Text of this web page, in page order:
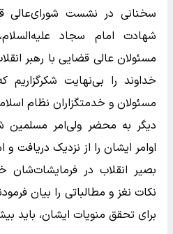
سخنانی در نشست شورای‌عالی
شهادت امام سجاد
مسئولان عالی قضایی با رهبر
خداوند را بی‌نهایت
مسئولان و خدمتگزاران نظام
دیگر به محضر ولی‌امر مسلمین
اوامر ایشان را از نزدیک دریافت
بصیر انقلاب در فرمایشات‌شان
نکات نغز و مطالباتی را بیان
برای تحقق منویات ایشان،